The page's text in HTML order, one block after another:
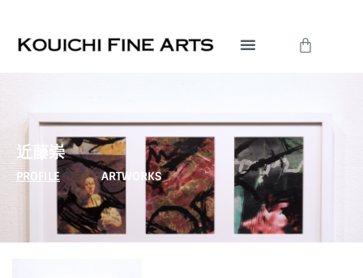
Cart
近藤崇
PROFILE ARTWORKS